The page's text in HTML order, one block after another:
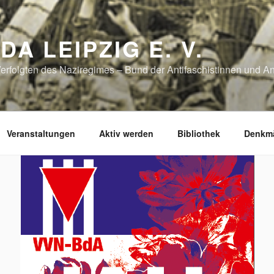
LEIPZIG E. V.
des Naziregimes – Bund der Antifaschistinnen und
Veranstaltungen Aktiv werden Bibliothek